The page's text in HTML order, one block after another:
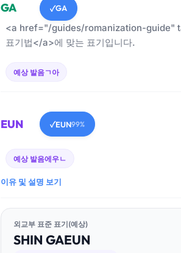
GA ✓GA
<a href="/guides/romanization-guide"
표기법</a>에 맞는 표기입니다.
예상 발음ㄱ아
EUN ✓EUN99%
예상 발음에우ㄴ
이유 및 설명 보기
외교부 표준 표기(예상)
SHIN GAEUN